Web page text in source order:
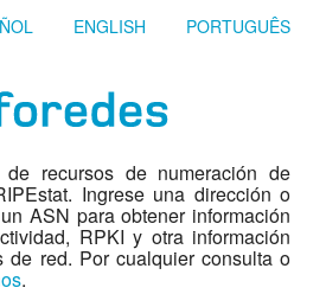
ENGLISH PORTUGUÊS
de recursos de numeración de
Ingrese una dirección o
ASN para obtener información
RPKI y otra información
de red. Por cualquier consulta o
.